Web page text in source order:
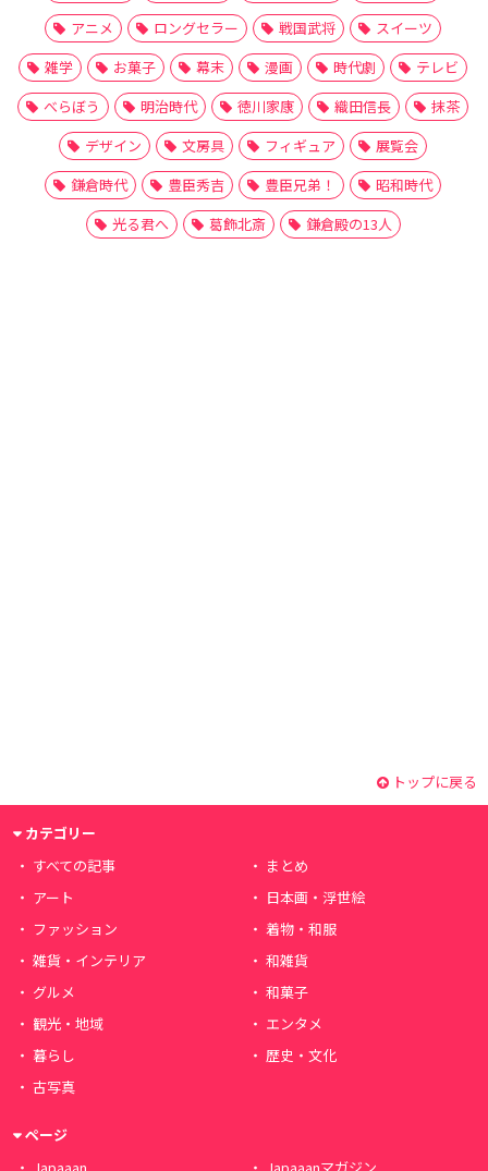
アニメ
ロングセラー 戦国武将
スイーツ
雑学
お菓子 幕末 漫画 時代劇
テレビ
べらぼう
明治時代 徳川家康 織田信長
抹茶
デザイン
文房具 フィギュア
展覧会
鎌倉時代
豊臣秀吉 豊臣兄弟！
昭和時代
光る君へ
葛飾北斎 鎌倉殿の13人
トップに戻る
カテゴリー
すべての記事
まとめ
アート
日本画・浮世絵
ファッション
着物・和服
雑貨・インテリア
和雑貨
グルメ
和菓子
観光・地域
エンタメ
暮らし
歴史・文化
古写真
ページ
Japaaan
Japaaanマガジン